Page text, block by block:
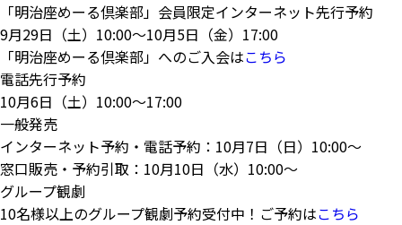
「明治座めーる倶楽部」会員限定インターネット先行予約
9月29日（土）10:00～10月5日（金）17:00
「明治座めーる倶楽部」へのご入会はこちら
電話先行予約
10月6日（土）10:00～17:00
一般発売
インターネット予約・電話予約：10月7日（日）10:00～
窓口販売・予約引取：10月10日（水）10:00～
グループ観劇
10名様以上のグループ観劇予約受付中！ご予約はこちら